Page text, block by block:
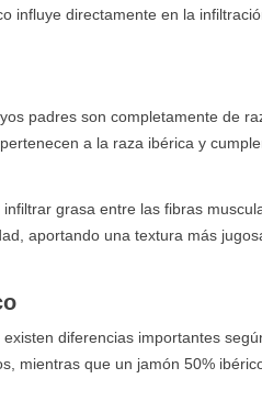
influye directamente en la
padres son completamente de
a la raza ibérica y
grasa entre las fibras
aportando una textura más
diferencias importantes
mientras que un jamón 50%